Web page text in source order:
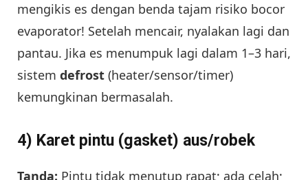
mengikis es dengan benda tajam risiko bocor
evaporator! Setelah mencair, nyalakan lagi dan
pantau. Jika es menumpuk lagi dalam 1–3 hari,
sistem defrost (heater/sensor/timer)
kemungkinan bermasalah.
4) Karet pintu (gasket) aus/robek
Tanda: Pintu tidak menutup rapat; ada celah;